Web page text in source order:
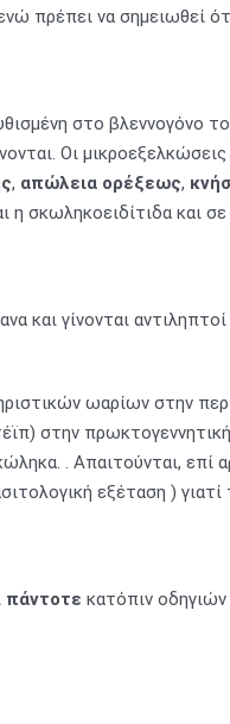
πρέπει να σημειωθεί
στο βλεννογόνο
Οι
, απώλεια ορέξεως,
η σκωληκοειδίτιδα
και γίνονται
ωαρίων στην
στην
. Απαιτούνται, επί
εξέταση )
πάντοτε κατόπιν